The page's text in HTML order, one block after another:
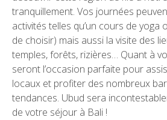
tranquillement. Vos journées
activités telles qu’un cours de yoga
de choisir) mais aussi la visite des
temples, forêts, rizières… Quant à
seront l’occasion parfaite pour
locaux et profiter des nombreux
tendances. Ubud sera
de votre séjour à Bali !